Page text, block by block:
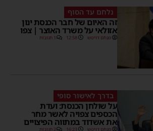
נלחם עד הסוף
זה האיום של חבר הכנסת ינון
אזולאי על משרד האוצר | צפו
מנחם דויטש 12:58 1 תגובות
בדרך לאישור סופי
על שולחן הכנסת: ועדת
הכספים צפויה לאשר מחר
את אשדוד במתווה הפיצויים
מנחם דויטש 16:23 2 תגובות